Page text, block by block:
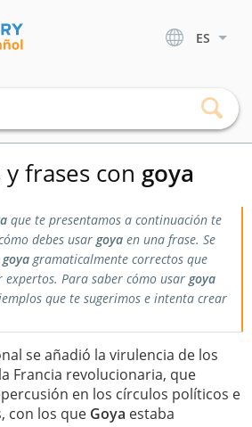
ES
frases con goya
que te presentamos a continuación te
debes usar goya en una frase. Se
goyagramaticalmente correctos que
Para saber cómo usar goya
que te sugerimos e intenta crear
se añadió la virulencia de los
Francia revolucionaria, que
en los círculos políticos e
con los que Goya estaba